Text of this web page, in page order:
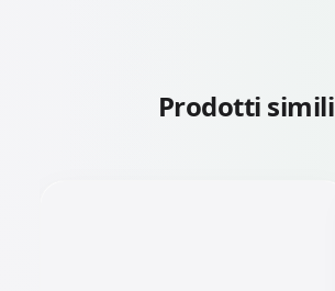
Prodotti simili